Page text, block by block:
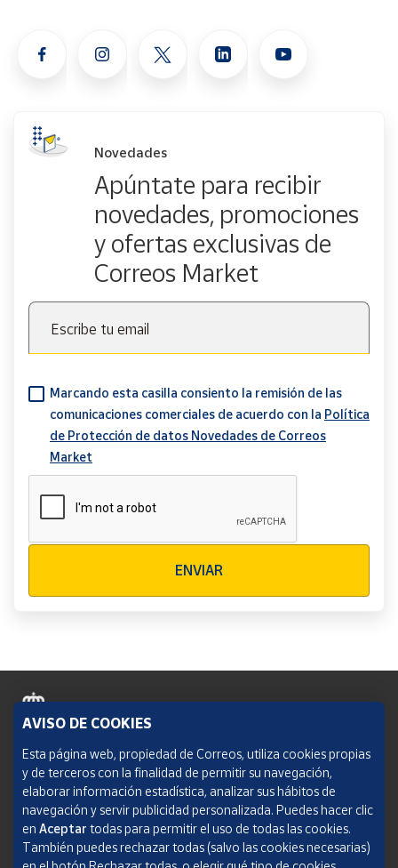
Novedades
Apúntate para recibir
novedades, promociones
y ofertas exclusivas de
Correos Market
Escribe tu email
Marcando esta casilla consiento la remisión de las
comunicaciones comerciales de acuerdo con la Política
de Protección de datos Novedades de Correos
Market
ENVIAR
Política de cookies
Aviso legal
Condiciones del servicio
Política de Privacidad Web
AVISO DE COOKIES
Esta página web, propiedad de Correos, utiliza cookies propias
y de terceros con la finalidad de permitir su navegación,
elaborar información estadística, analizar sus hábitos de
navegación y servir publicidad personalizada. Puedes hacer clic
en Aceptar todas para permitir el uso de todas las cookies.
También puedes rechazar todas (salvo las cookies necesarias)